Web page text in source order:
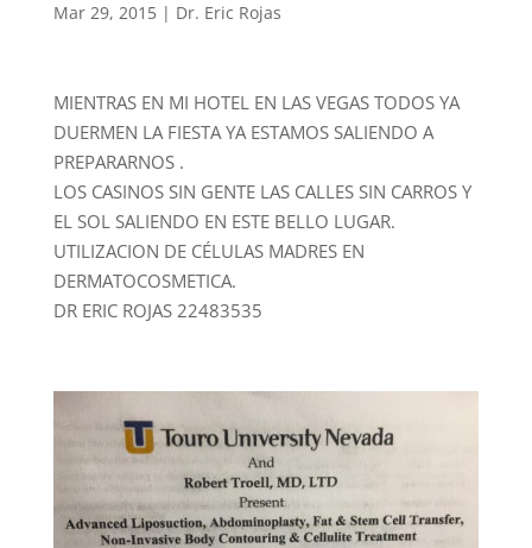
Mar 29, 2015| Dr. Eric Rojas
MIENTRAS EN MI HOTEL EN LAS VEGAS TODOS YA
DUERMEN LA FIESTA YA ESTAMOS SALIENDO A
PREPARARNOS .
LOS CASINOS SIN GENTE LAS CALLES SIN CARROS Y
EL SOL SALIENDO EN ESTE BELLO LUGAR.
UTILIZACION DE CÉLULAS MADRES EN
DERMATOCOSMETICA.
DR ERIC ROJAS 22483535